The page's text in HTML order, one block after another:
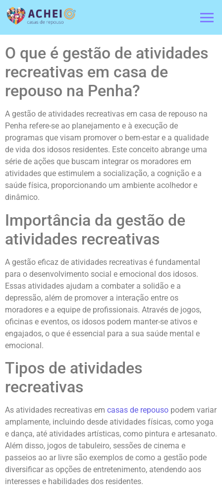
O que é gestão de atividades
recreativas em casa de
repouso na Penha?
A gestão de atividades recreativas em casa de repouso na
Penha refere-se ao planejamento e à execução de
programas que visam promover o bem-estar e a qualidade
de vida dos idosos residentes. Este conceito abrange uma
série de ações que buscam integrar os moradores em
atividades que estimulem a socialização, a cognição e a
saúde física, proporcionando um ambiente acolhedor e
dinâmico.
Importância da gestão de
atividades recreativas
A gestão eficaz de atividades recreativas é fundamental
para o desenvolvimento social e emocional dos idosos.
Essas atividades ajudam a combater a solidão e a
depressão, além de promover a interação entre os
moradores e a equipe de profissionais. Através de jogos,
oficinas e eventos, os idosos podem manter-se ativos e
engajados, o que é essencial para a sua saúde mental e
emocional.
Tipos de atividades
recreativas
As atividades recreativas em casas de repouso podem variar
amplamente, incluindo desde atividades físicas, como yoga
e dança, até atividades artísticas, como pintura e artesanato.
Além disso, jogos de tabuleiro, sessões de cinema e
passeios ao ar livre são exemplos de como a gestão pode
diversificar as opções de entretenimento, atendendo aos
interesses e habilidades dos residentes.